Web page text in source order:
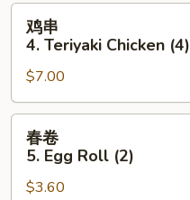
Fried
Wonton
Sauce
(10)
Teriyaki
Chicken
(4)
鸡串
4. Teriyaki Chicken (4)
$7.00
Egg
春卷
5. Egg Roll (2)
$3.60